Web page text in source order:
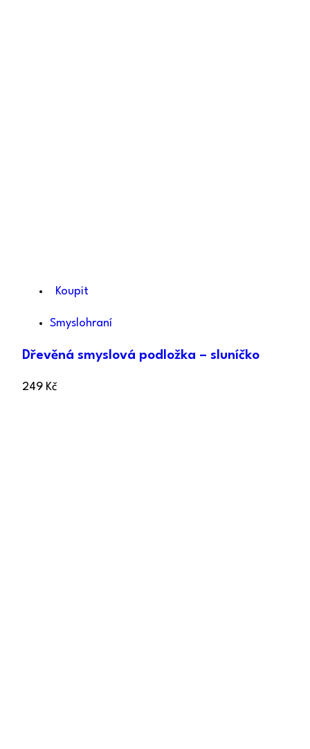
Koupit
Smyslohraní
Dřevěná smyslová podložka – sluníčko
249 Kč